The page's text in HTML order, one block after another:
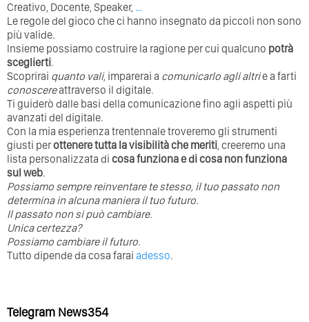
Creativo, Docente, Speaker, …
Le regole del gioco che ci hanno insegnato da piccoli non sono
più valide.
Insieme possiamo costruire la ragione per cui qualcuno potrà
sceglierti.
Scoprirai quanto vali, imparerai a comunicarlo agli altrie a farti
conoscereattraverso il digitale.
Ti guiderò dalle basi della comunicazione fino agli aspetti più
avanzati del digitale.
Con la mia esperienza trentennale troveremo gli strumenti
giusti perottenere tutta la visibilità che meriti, creeremo una
lista personalizzata di cosa funziona e di cosa non funziona
sul web.
Possiamo sempre reinventare te stesso, il tuo passato non
determina in alcuna maniera il tuo futuro. ⁣
⁣Il passato non si può cambiare.
Unica certezza?
Possiamo cambiare il futuro.
Tutto dipende da cosa farai adesso.
Telegram News354